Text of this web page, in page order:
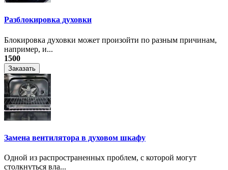
Разблокировка духовки
Блокировка духовки может произойти по разным причинам,
например, и...
1500
Заказать
Замена вентилятора в духовом шкафу
Одной из распространенных проблем, с которой могут
столкнуться вла...